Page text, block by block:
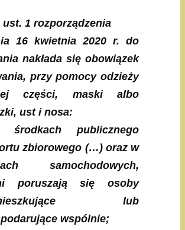
ust. 1 rozporządzenia
16 kwietnia 2020 r. do
nakłada się obowiązek
przy pomocy odzieży
części, maski albo
ust i nosa:
publicznego
zbiorowego (…) oraz w
samochodowych,
poruszają się osoby
lub
wspólnie;